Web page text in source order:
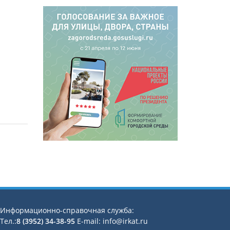
Информационно-справочная служба:
Тел.:8 (3952) 34-38-95 E-mail: info@irkat.ru